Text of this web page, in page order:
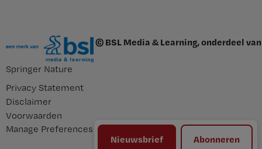
Nieuwsbrief Abonneren
© BSL Media & Learning, onderdeel van
Springer Nature
Privacy Statement
Disclaimer
Voorwaarden
Manage Preferences